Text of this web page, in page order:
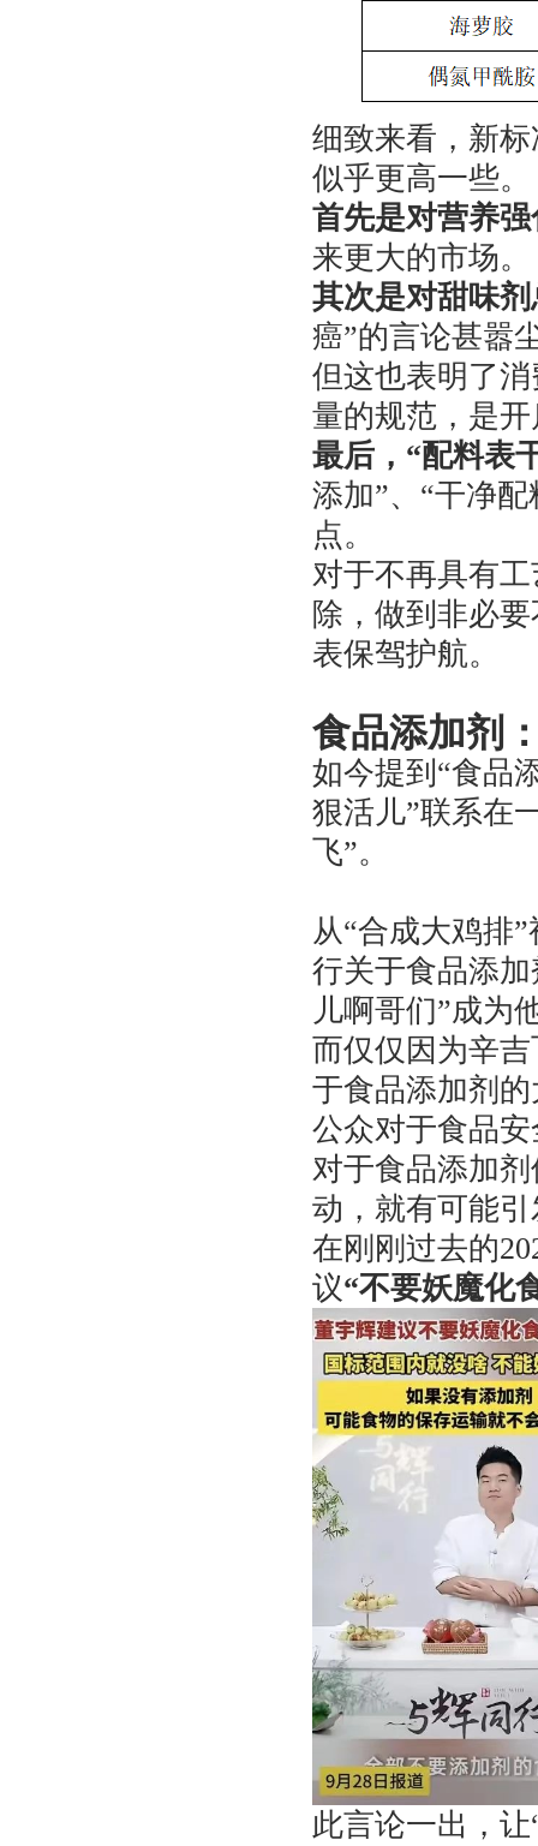
细致来看，新
似乎更高一些。
首先是对营养
来更大的市场。
其次是对甜味
癌”的言论甚嚣
但这也表明了
量的规范，是
最后，“配料表
添加”、“干净
点。
对于不再具有
除，做到非必
表保驾护航。
食品添加剂
如今提到“食品
狠活儿”联系在
飞”。
从“合成大鸡排
行关于食品添
儿啊哥们”成为
而仅仅因为辛
于食品添加剂
公众对于食品
对于食品添加
动，就有可能
在刚刚过去的
议“不要妖魔化
此言论一出，